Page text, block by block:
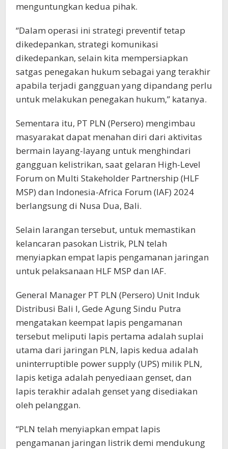
menguntungkan kedua pihak.
“Dalam operasi ini strategi preventif tetap
dikedepankan, strategi komunikasi
dikedepankan, selain kita mempersiapkan
satgas penegakan hukum sebagai yang terakhir
apabila terjadi gangguan yang dipandang perlu
untuk melakukan penegakan hukum,” katanya.
Sementara itu, PT PLN (Persero) mengimbau
masyarakat dapat menahan diri dari aktivitas
bermain layang-layang untuk menghindari
gangguan kelistrikan, saat gelaran High-Level
Forum on Multi Stakeholder Partnership (HLF
MSP) dan Indonesia-Africa Forum (IAF) 2024
berlangsung di Nusa Dua, Bali.
Selain larangan tersebut, untuk memastikan
kelancaran pasokan Listrik, PLN telah
menyiapkan empat lapis pengamanan jaringan
untuk pelaksanaan HLF MSP dan IAF.
General Manager PT PLN (Persero) Unit Induk
Distribusi Bali I, Gede Agung Sindu Putra
mengatakan keempat lapis pengamanan
tersebut meliputi lapis pertama adalah suplai
utama dari jaringan PLN, lapis kedua adalah
uninterruptible power supply (UPS) milik PLN,
lapis ketiga adalah penyediaan genset, dan
lapis terakhir adalah genset yang disediakan
oleh pelanggan.
“PLN telah menyiapkan empat lapis
pengamanan jaringan listrik demi mendukung